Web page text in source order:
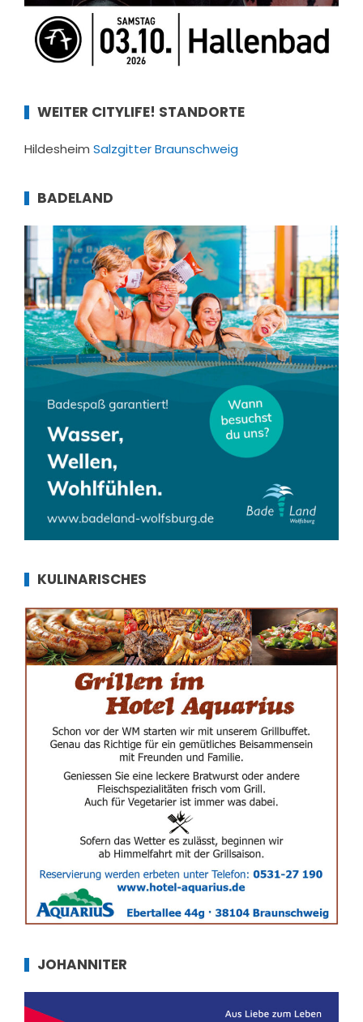
WEITER CITYLIFE! STANDORTE
Hildesheim SalzgitterBraunschweig
BADELAND
KULINARISCHES
JOHANNITER